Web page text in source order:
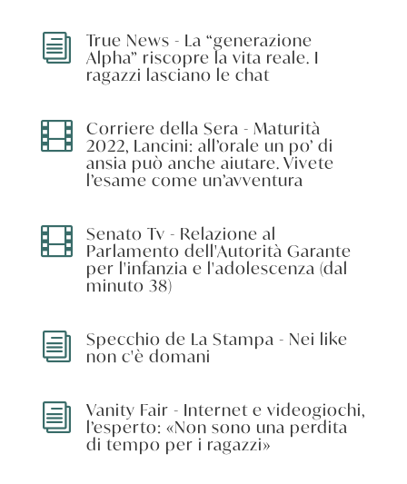
i True News - La “generazione
Alpha” riscopre la vita reale. I
ragazzi lasciano le chat
 Corriere della Sera - Maturità
2022, Lancini: all’orale un po’ di
ansia può anche aiutare. Vivete
l’esame come un’avventura
 Senato Tv - Relazione al
Parlamento dell'Autorità Garante
per l'infanzia e l'adolescenza (dal
minuto 38)
i Specchio de La Stampa - Nei like
non c'è domani
i Vanity Fair - Internet e videogiochi,
l’esperto: «Non sono una perdita
di tempo per i ragazzi»